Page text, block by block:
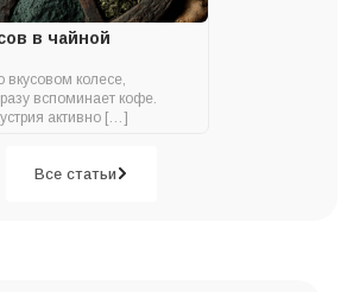
в чайной
вкусовом колесе,
вспоминает кофе.
активно […]
Все статьи